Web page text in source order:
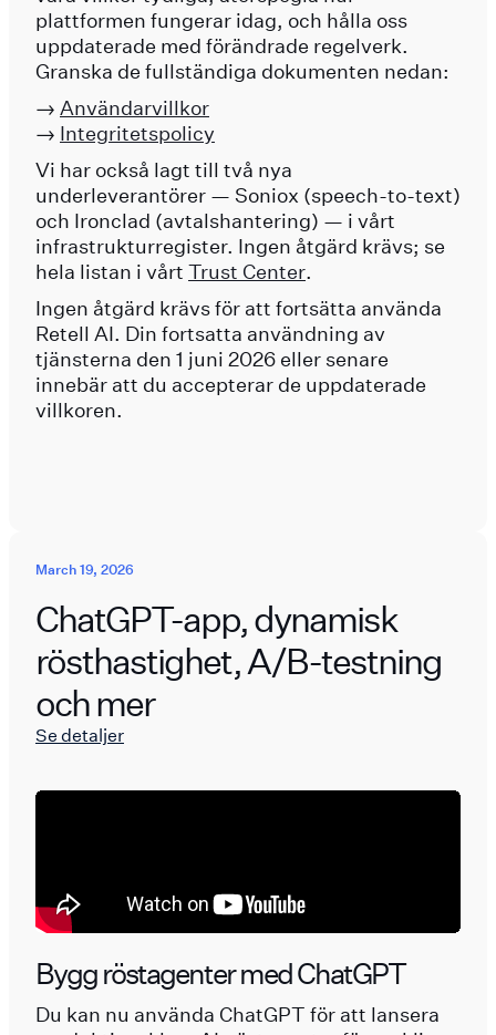
plattformen fungerar idag, och hålla oss
uppdaterade med förändrade regelverk.
Granska de fullständiga dokumenten nedan:
→ Användarvillkor
→ Integritetspolicy
Vi har också lagt till två nya
underleverantörer — Soniox (speech-to-text)
och Ironclad (avtalshantering) — i vårt
infrastrukturregister. Ingen åtgärd krävs; se
hela listan i vårt Trust Center.
Ingen åtgärd krävs för att fortsätta använda
Retell AI. Din fortsatta användning av
tjänsterna den 1 juni 2026 eller senare
innebär att du accepterar de uppdaterade
villkoren.
March 19, 2026
ChatGPT-app, dynamisk
rösthastighet, A/B-testning
och mer
Se detaljer
Bygg röstagenter med ChatGPT
Du kan nu använda ChatGPT för att lansera